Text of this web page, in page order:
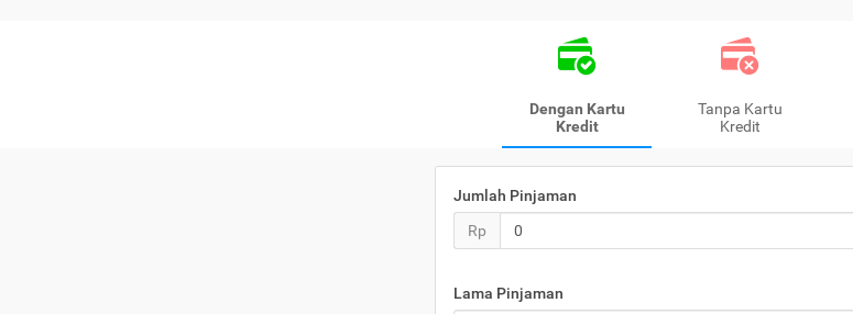
Dengan Kartu
Kredit
Tanpa Kartu
Kredit
Jumlah Pinjaman
Rp
Lama Pinjaman